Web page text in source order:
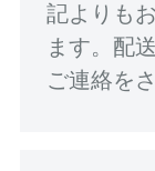
記よりも
ます。配
ご連絡を